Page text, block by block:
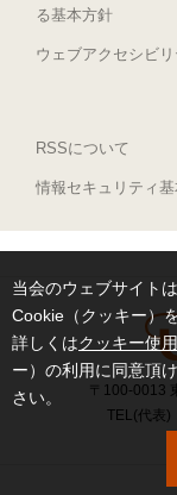
当会のウェブサイト
Cookie（クッキー）
詳しくはクッキー使
ー）の利用に同意頂
さい。
る基本方針
ウェブアクセシビ
RSSについて
情報セキュリティ
〒100-0013
TEL(代表